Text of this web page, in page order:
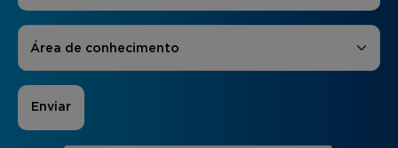
Áreas de Interesse
Área de conhecimento